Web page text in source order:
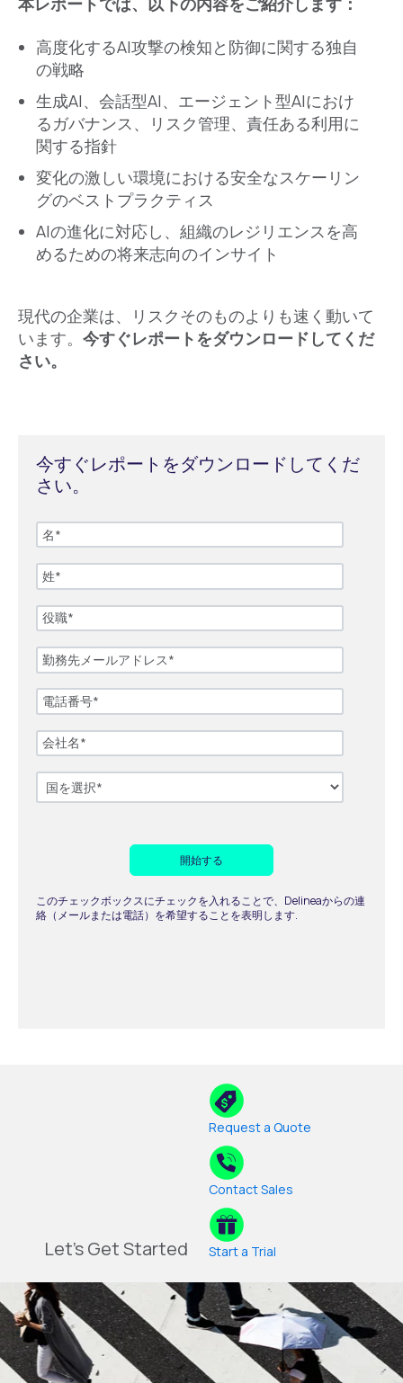
高度化するAI攻撃の検知と防御に関する独自
の戦略
生成AI、会話型AI、エージェント型AIにおけ
るガバナンス、リスク管理、責任ある利用に
関する指針
変化の激しい環境における安全なスケーリン
グのベストプラクティス
AIの進化に対応し、組織のレジリエンスを高
めるための将来志向のインサイト
現代の企業は、リスクそのものよりも速く動いて
います。 今すぐレポートをダウンロードしてくだ
さい。
今すぐレポートをダウンロードしてくだ
さい。
このチェックボックスにチェックを入れることで、Delineaからの連
絡（メールまたは電話）を希望することを表明します.
Let's Get Started
Request a Quote
Contact Sales
Start a Trial